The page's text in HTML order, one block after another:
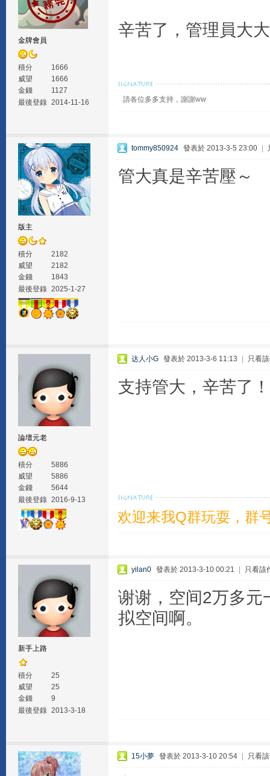
金牌會員
積分
1666
威望
1666
金錢
1127
最後登錄 2014-11-16
辛苦了，管理員大大
請各位多多支持，謝謝ww
版主
積分
2182
威望
2182
金錢
1843
最後登錄 2025-1-27
tommy850924 發表於 2013-3-5 23:00
管大真是辛苦壓～
論壇元老
積分
5886
威望
5886
金錢
5644
最後登錄 2016-9-13
达人小G 發表於 2013-3-6 11:13 只看
支持管大，辛苦了！
欢迎来我Q群玩耍，群
新手上路
積分
25
威望
25
金錢
9
最後登錄 2013-3-18
yilan0 發表於 2013-3-10 00:21 只看該
谢谢，空间2万多元
拟空间啊。
15小夢 發表於 2013-3-10 20:54 只看